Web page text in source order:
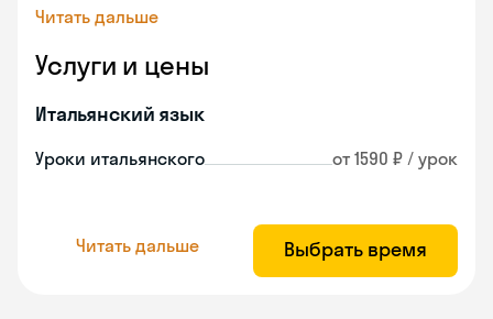
Читать дальше
Услуги и цены
Итальянский язык
Уроки итальянского от 1590 ₽ / урок
Читать дальше Выбрать время